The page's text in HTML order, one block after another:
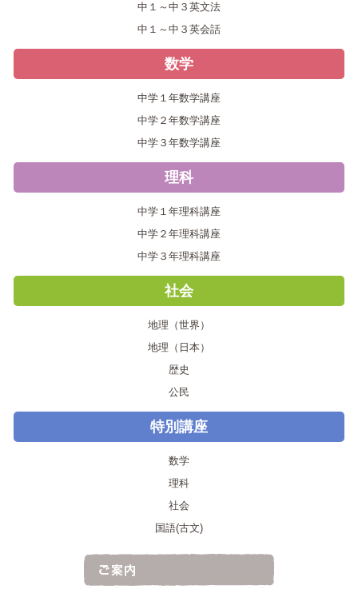
中１～中３英文法
中１～中３英会話
数学
中学１年数学講座
中学２年数学講座
中学３年数学講座
理科
中学１年理科講座
中学２年理科講座
中学３年理科講座
社会
地理（世界）
地理（日本）
歴史
公民
特別講座
数学
理科
社会
国語(古文)